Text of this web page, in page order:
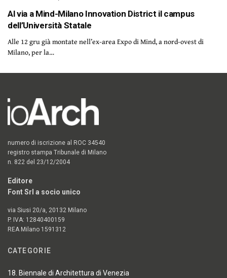
Al via a Mind-Milano Innovation District il campus
dell’Università Statale
Alle 12 gru già montate nell’ex-area Expo di Mind, a nord-ovest di
Milano, per la…
numero di iscrizione al ROC 34540
registro stampa Tribunale di Milano
n. 822 del 23/12/2004
Editore
Font Srl a socio unico
via Siusi 20/a, 20132 Milano
P. IVA: 12840400159
REA Milano 1591312
CATEGORIE
18. Biennale di Architettura di Venezia